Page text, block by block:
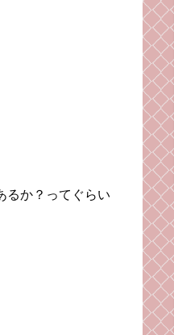
るか？ってぐらい